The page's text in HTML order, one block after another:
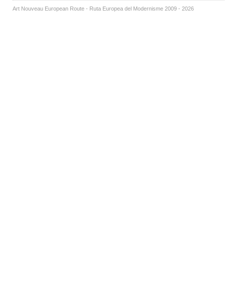
Art Nouveau European Route - Ruta Europea del Modernisme 2009 - 2026